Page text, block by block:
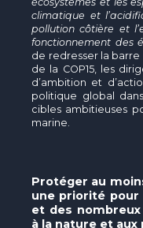
climatique et
pollution côtière et
fonctionnement des
de redresser la barre
de la COP15, les
d’ambition et
politique global
cibles ambitieuses
marine.
Protéger au
une priorité pour
et des
à la nature et